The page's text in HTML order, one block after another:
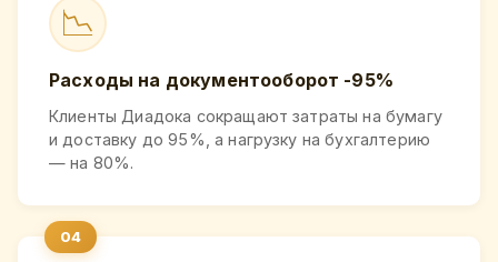
📉
Расходы на документооборот -95%
Клиенты Диадока сокращают затраты на бумагу
и доставку до 95%, а нагрузку на бухгалтерию
— на 80%.